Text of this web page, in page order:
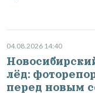
04.08.2026 14:40
лёд:
перед новым